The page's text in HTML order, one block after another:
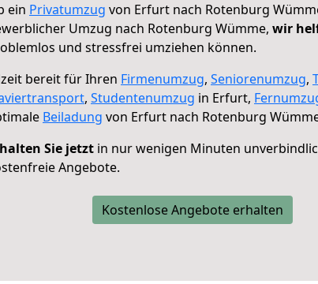
ein Privatumzug von Erfurt nach Rotenburg
Umzug nach Rotenburg Wümme, wir
und stressfrei umziehen können.
bereit für Ihren Firmenumzug, Seniorenumzug,
, Studentenumzug in Erfurt,
Beiladung von Erfurt nach Rotenburg
Sie jetzt in nur wenigen Minuten
Angebote.
Kostenlose Angebote erhalten